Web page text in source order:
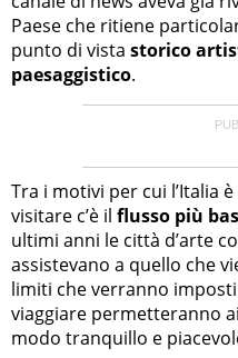
Paese che ritiene
punto di vista storico
paesaggistico.
Tra i motivi per cui l’Italia
visitare c’è il flusso più
ultimi anni le città d’arte
assistevano a quello che
limiti che verranno
viaggiare permetteranno
modo tranquillo e